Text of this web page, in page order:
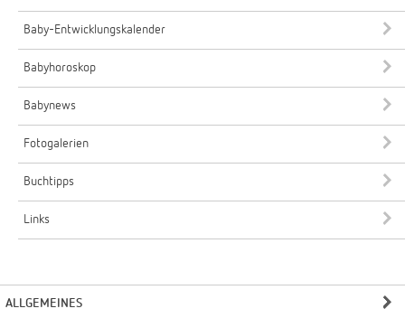
Baby-Entwicklungskalender
Babyhoroskop
Babynews
Fotogalerien
Buchtipps
Links
ALLGEMEINES